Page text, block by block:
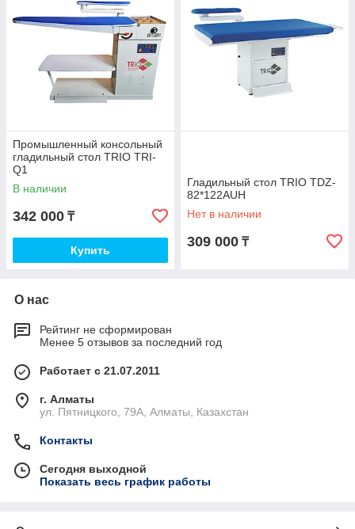
Промышленный консольный
гладильный стол TRIO TRI-
Q1
В наличии
342 000 ₸
Купить
Гладильный стол TRIO TDZ-
82*122AUH
Нет в наличии
309 000 ₸
О нас
Рейтинг не сформирован
Менее 5 отзывов за последний год
Работает с 21.07.2011
г. Алматы
ул. Пятницкого, 79А, Алматы, Казахстан
Контакты
Сегодня выходной
Показать весь график работы